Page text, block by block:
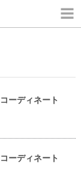
ーディネート
ーディネート